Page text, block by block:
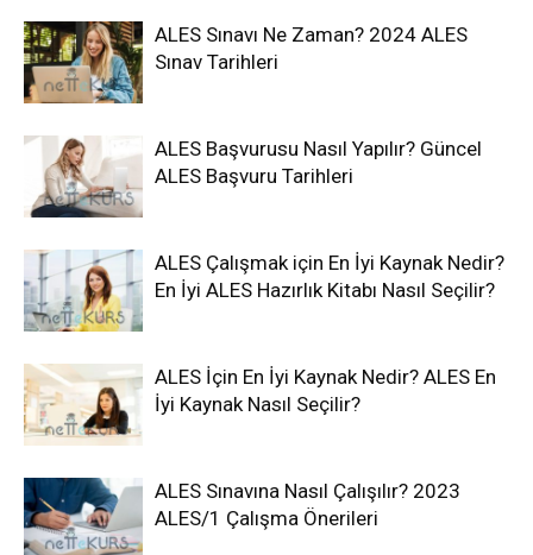
ALES Sınavı Ne Zaman? 2024 ALES
Sınav Tarihleri
ALES Başvurusu Nasıl Yapılır? Güncel
ALES Başvuru Tarihleri
ALES Çalışmak için En İyi Kaynak Nedir?
En İyi ALES Hazırlık Kitabı Nasıl Seçilir?
ALES İçin En İyi Kaynak Nedir? ALES En
İyi Kaynak Nasıl Seçilir?
ALES Sınavına Nasıl Çalışılır? 2023
ALES/1 Çalışma Önerileri